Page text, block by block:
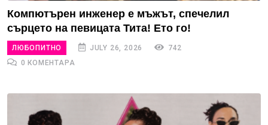
Компютърен инженер е мъжът, спечелил
сърцето на певицата Тита! Ето го!
ЛЮБОПИТНО JULY 26, 2026
742
0 КОМЕНТАРА